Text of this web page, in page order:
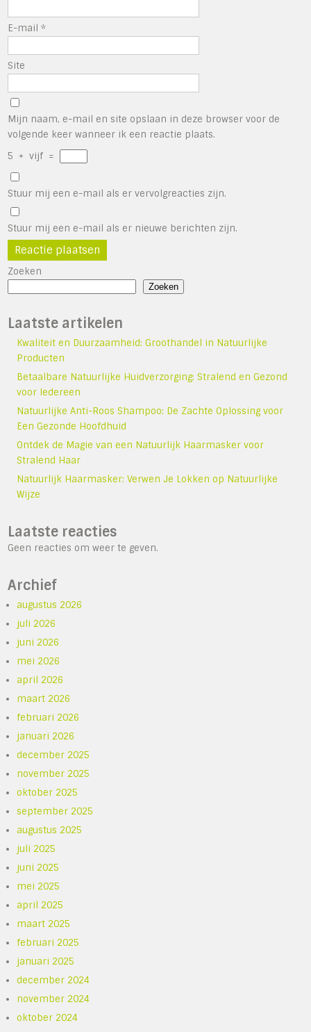
E-mail*
Site
Mijn naam, e-mail en site opslaan in deze browser voor de
volgende keer wanneer ik een reactie plaats.
5 + vijf =
Stuur mij een e-mail als er vervolgreacties zijn.
Stuur mij een e-mail als er nieuwe berichten zijn.
Zoeken
Zoeken
Laatste artikelen
Kwaliteit en Duurzaamheid: Groothandel in Natuurlijke
Producten
Betaalbare Natuurlijke Huidverzorging: Stralend en Gezond
voor Iedereen
Natuurlijke Anti-Roos Shampoo: De Zachte Oplossing voor
Een Gezonde Hoofdhuid
Ontdek de Magie van een Natuurlijk Haarmasker voor
Stralend Haar
Natuurlijk Haarmasker: Verwen Je Lokken op Natuurlijke
Wijze
Laatste reacties
Geen reacties om weer te geven.
Archief
augustus 2026
juli 2026
juni 2026
mei 2026
april 2026
maart 2026
februari 2026
januari 2026
december 2025
november 2025
oktober 2025
september 2025
augustus 2025
juli 2025
juni 2025
mei 2025
april 2025
maart 2025
februari 2025
januari 2025
december 2024
november 2024
oktober 2024